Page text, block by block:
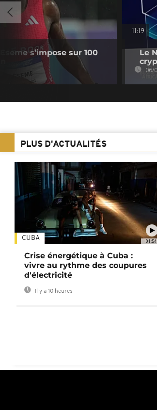
s’impose sur 100
11:19
Le
06/
PLUS D'ACTUALITÉS
01:54
CUBA
Crise énergétique à Cuba :
vivre au rythme des coupures
d'électricité
Il y a 10 heures